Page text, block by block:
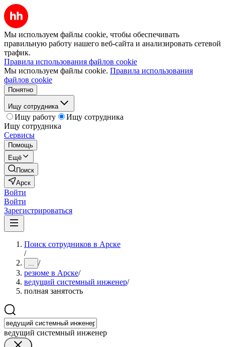
Мы используем файлы cookie, чтобы обеспечивать
правильную работу нашего веб-сайта и анализировать сетевой
трафик.
Правила использования файлов cookie
Мы используем файлы cookie. Правила использования
файлов cookie
Понятно
Ищу сотрудника
Ищу работу
Ищу сотрудника
Ищу сотрудника
Сервисы
Помощь
Ещё
Поиск
Арск
Войти
Войти
Зарегистрироваться
Поиск сотрудников в Арске
/
... /
резюме в Арске/
ведущий системный инженер/
полная занятость
ведущий системный инженер